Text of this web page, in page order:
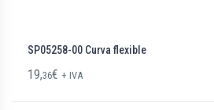
SP05258-00 Curva flexible
19,36€ + IVA